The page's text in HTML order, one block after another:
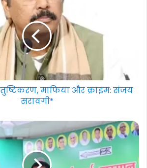
तुष्टिकरण, माफिया और क्राइम: संजय
सरावगी*